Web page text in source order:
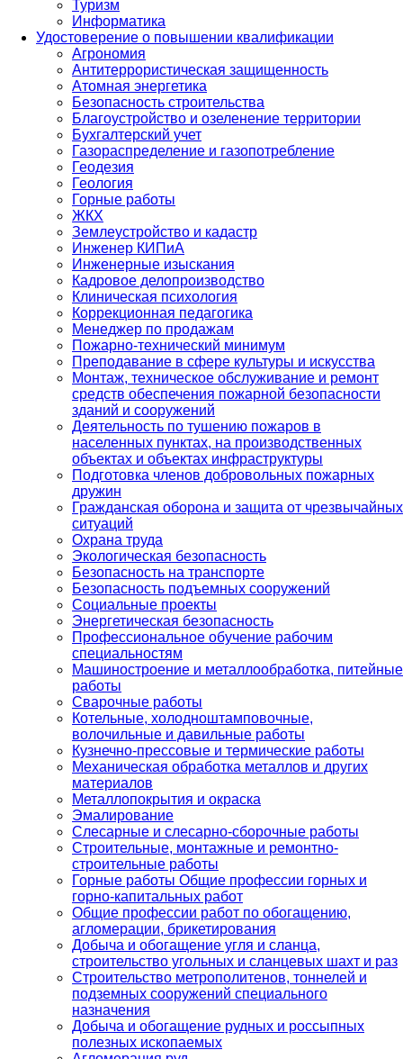
Туризм
Информатика
Удостоверение о повышении квалификации
Агрономия
Антитеррористическая защищенность
Атомная энергетика
Безопасность строительства
Благоустройство и озеленение территории
Бухгалтерский учет
Газораспределение и газопотребление
Геодезия
Геология
Горные работы
ЖКХ
Землеустройство и кадастр
Инженер КИПиА
Инженерные изыскания
Кадровое делопроизводство
Клиническая психология
Коррекционная педагогика
Менеджер по продажам
Пожарно-технический минимум
Преподавание в сфере культуры и искусства
Монтаж, техническое обслуживание и ремонт
средств обеспечения пожарной безопасности
зданий и сооружений
Деятельность по тушению пожаров в
населенных пунктах, на производственных
объектах и объектах инфраструктуры
Подготовка членов добровольных пожарных
дружин
Гражданская оборона и защита от чрезвычайных
ситуаций
Охрана труда
Экологическая безопасность
Безопасность на транспорте
Безопасность подъемных сооружений
Социальные проекты
Энергетическая безопасность
Профессиональное обучение рабочим
специальностям
Машиностроение и металлообработка, питейные
работы
Сварочные работы
Котельные, холодноштамповочные,
волочильные и давильные работы
Кузнечно-прессовые и термические работы
Механическая обработка металлов и других
материалов
Металлопокрытия и окраска
Эмалирование
Слесарные и слесарно-сборочные работы
Строительные, монтажные и ремонтно-
строительные работы
Горные работы Общие профессии горных и
горно-капитальных работ
Общие профессии работ по обогащению,
агломерации, брикетирования
Добыча и обогащение угля и сланца,
строительство угольных и сланцевых шахт и раз
Строительство метрополитенов, тоннелей и
подземных сооружений специального
назначения
Добыча и обогащение рудных и россыпных
полезных ископаемых